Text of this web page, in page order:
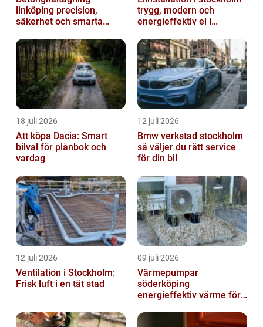
linköping precision,
säkerhet och smarta
trygg, modern och
energieffektiv el i
18 juli 2026
Att köpa Dacia: Smart
bilval för plånbok och
vardag
12 juli 2026
Bmw verkstad stockholm
så väljer du rätt service
för din bil
12 juli 2026
Ventilation i Stockholm:
Frisk luft i en tät stad
09 juli 2026
Värmepumpar
söderköping
energieffektiv värme för